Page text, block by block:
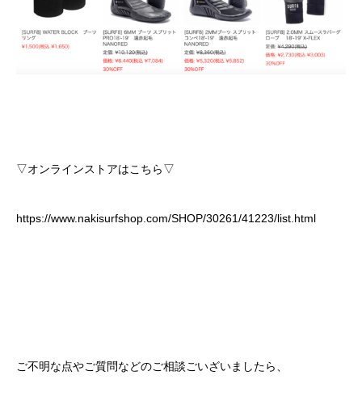
▽オンラインストアはこちら▽
https://www.nakisurfshop.com/SHOP/30261/41223/list.html
ご不明な点やご質問などのご相談ごいざいましたら、